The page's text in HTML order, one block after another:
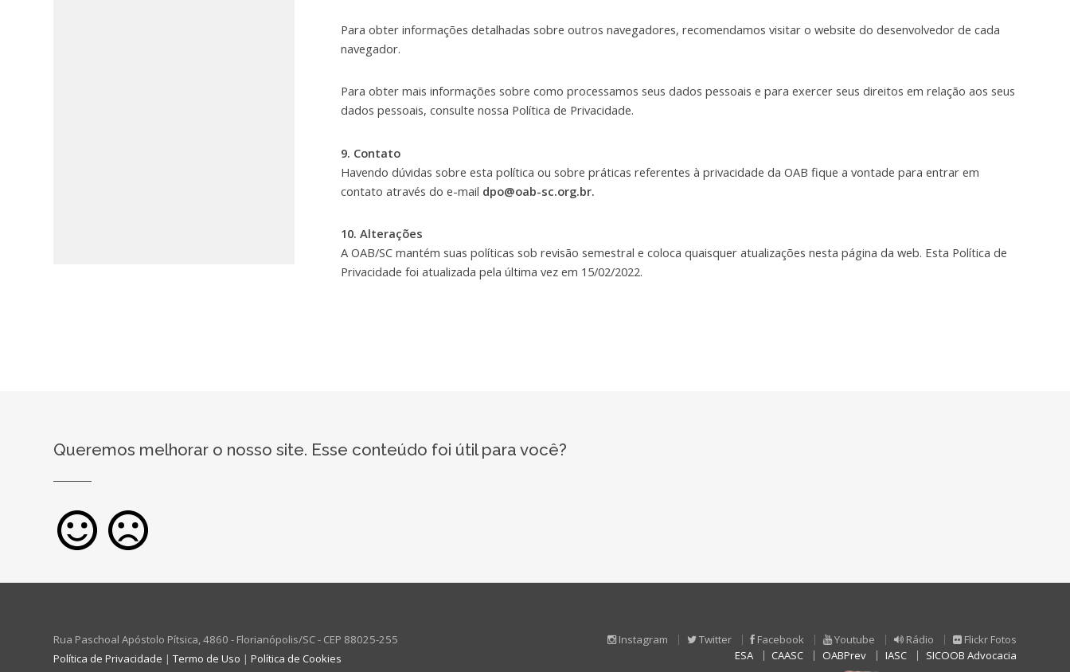
Para obter informações detalhadas sobre outros navegadores, recomendamos visitar o website do desenvolvedor de cada
navegador.
Para obter mais informações sobre como processamos seus dados pessoais e para exercer seus direitos em relação aos seus
dados pessoais, consulte nossa Política de Privacidade.
9. Contato
Havendo dúvidas sobre esta política ou sobre práticas referentes à privacidade da OAB fique a vontade para entrar em
contato através do e-mail dpo@oab-sc.org.br.
10. Alterações
A OAB/SC mantém suas políticas sob revisão semestral e coloca quaisquer atualizações nesta página da web. Esta Política de
Privacidade foi atualizada pela última vez em 15/02/2022.
Queremos melhorar o nosso site. Esse conteúdo foi útil para você?
Rua Paschoal Apóstolo Pítsica, 4860 - Florianópolis/SC - CEP 88025-255
Política de Privacidade |Termo de Uso |Política de Cookies
Instagram Twitter Facebook Youtube Rádio
Flickr Fotos
ESA
CAASC OABPrev IASC SICOOB Advocacia